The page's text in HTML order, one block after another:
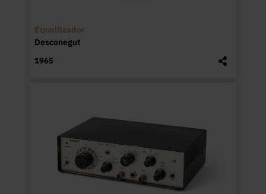
Equalitzador
Desconegut
1965